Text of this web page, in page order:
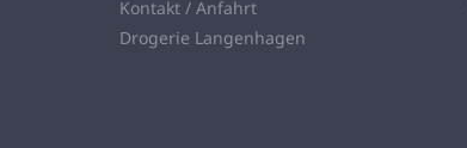
Kontakt / Anfahrt
Drogerie Langenhagen